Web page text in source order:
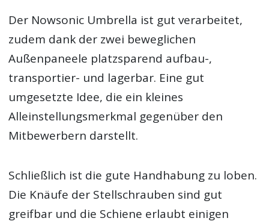
Der Nowsonic Umbrella ist gut verarbeitet,
zudem dank der zwei beweglichen
Außenpaneele platzsparend aufbau-,
transportier- und lagerbar. Eine gut
umgesetzte Idee, die ein kleines
Alleinstellungsmerkmal gegenüber den
Mitbewerbern darstellt.
Schließlich ist die gute Handhabung zu loben.
Die Knäufe der Stellschrauben sind gut
greifbar und die Schiene erlaubt einigen